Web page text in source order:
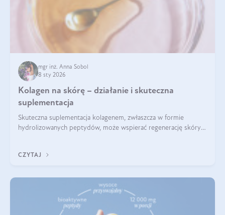
mgr inż. Anna Sobol
8 sty 2026
Kolagen na skórę – działanie i skuteczna
suplementacja
Skuteczna suplementacja kolagenem, zwłaszcza w formie
hydrolizowanych peptydów, może wspierać regenerację skóry i
CZYTAJ